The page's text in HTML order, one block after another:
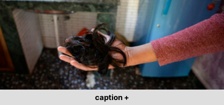
caption +